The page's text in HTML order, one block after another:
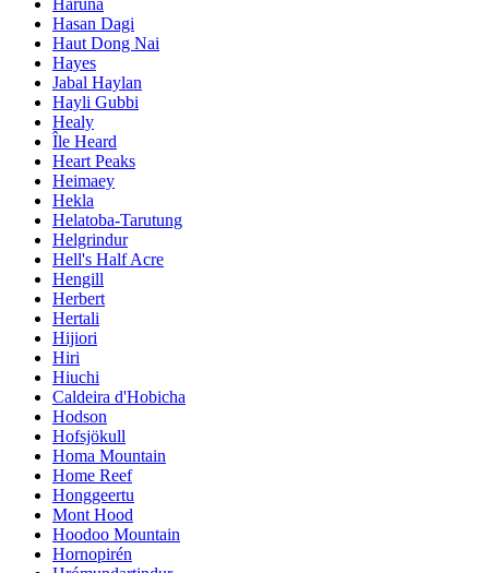
Hasan Dagi
Haut Dong Nai
Hayes
Jabal Haylan
Hayli Gubbi
Healy
Île Heard
Heart Peaks
Heimaey
Hekla
Helatoba-Tarutung
Helgrindur
Hell's Half Acre
Hengill
Herbert
Hertali
Hijiori
Hiri
Hiuchi
Caldeira d'Hobicha
Hodson
Hofsjökull
Homa Mountain
Home Reef
Honggeertu
Mont Hood
Hoodoo Mountain
Hornopirén